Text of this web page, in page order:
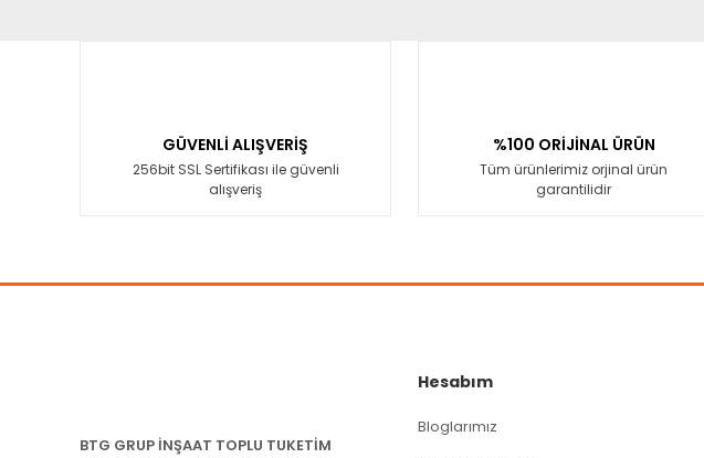
Ürün bilgilerinde hatalar bulunuyor.
Ürün fiyatı diğer sitelerden daha pahalı.
GÜVENLİ ALIŞVERİŞ
256bit SSL Sertifikası ile güvenli
alışveriş
%100 ORİJİNAL ÜRÜN
Tüm ürünlerimiz orjinal ürün
garantilidir
BTG GRUP İNŞAAT TOPLU TUKETİM
Hesabım
Bloglarımız